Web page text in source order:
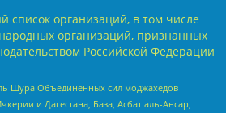
организаций, в том числе
организаций, признанных
Российской Федерации
Шура Объединенных сил моджахедов
и Дагестана, База, Асбат аль-Ансар,